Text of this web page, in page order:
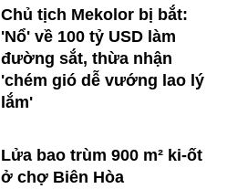
Chủ tịch Mekolor bị bắt:
'Nổ' về 100 tỷ USD làm
đường sắt, thừa nhận
'chém gió dễ vướng lao lý
lắm'
Lửa bao trùm 900 m² ki-ốt
ở chợ Biên Hòa